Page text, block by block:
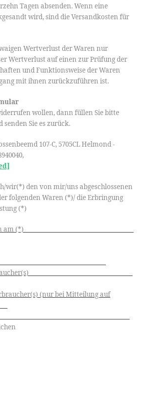
Tagen absenden. Wenn eine
wird, sind die Versandkosten für
Wertverlust der Waren nur
Wertverlust auf einen zur Prüfung der
und Funktionsweise der Waren
mit ihnen zurückzuführen ist.
wollen, dann füllen Sie bitte
senden Sie es zurück.
107-C, 5705CL Helmond -
wir(*) den von mir/uns abgeschlossenen
folgenden Waren (*)/ die Erbringung
(*)
(*) /erhalten am (*)
der Verbraucher(s)
(nur bei Mitteilung auf